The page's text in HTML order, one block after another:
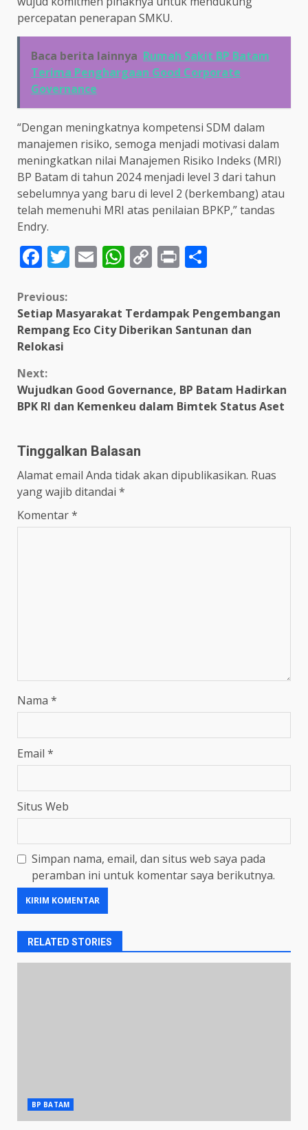
percepatan penerapan SMKU.
Baca berita lainnya Rumah Sakit BP Batam
Terima Penghargaan Good Corporate
Governance
“Dengan meningkatnya kompetensi SDM dalam
manajemen risiko, semoga menjadi motivasi dalam
meningkatkan nilai Manajemen Risiko Indeks (MRI)
BP Batam di tahun 2024 menjadi level 3 dari tahun
sebelumnya yang baru di level 2 (berkembang) atau
telah memenuhi MRI atas penilaian BPKP,” tandas
Endry.
Facebook
Twitter
EmailWhatsApp
Copy
Print
Continue
Reading
Previous:
Setiap Masyarakat Terdampak Pengembangan
Rempang Eco City Diberikan Santunan dan
Relokasi
Next:
Wujudkan Good Governance, BP Batam Hadirkan
BPK RI dan Kemenkeu dalam Bimtek Status Aset
Tinggalkan Balasan
Alamat email Anda tidak akan dipublikasikan. Ruas
yang wajib ditandai *
Komentar*
Nama *
Email *
Situs Web
Simpan nama, email, dan situs web saya pada
peramban ini untuk komentar saya berikutnya.
RELATED STORIES
BP BATAM